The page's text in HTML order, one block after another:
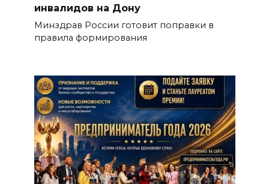
инвалидов на Дону
Минздрав России готовит поправки в
правила формирования